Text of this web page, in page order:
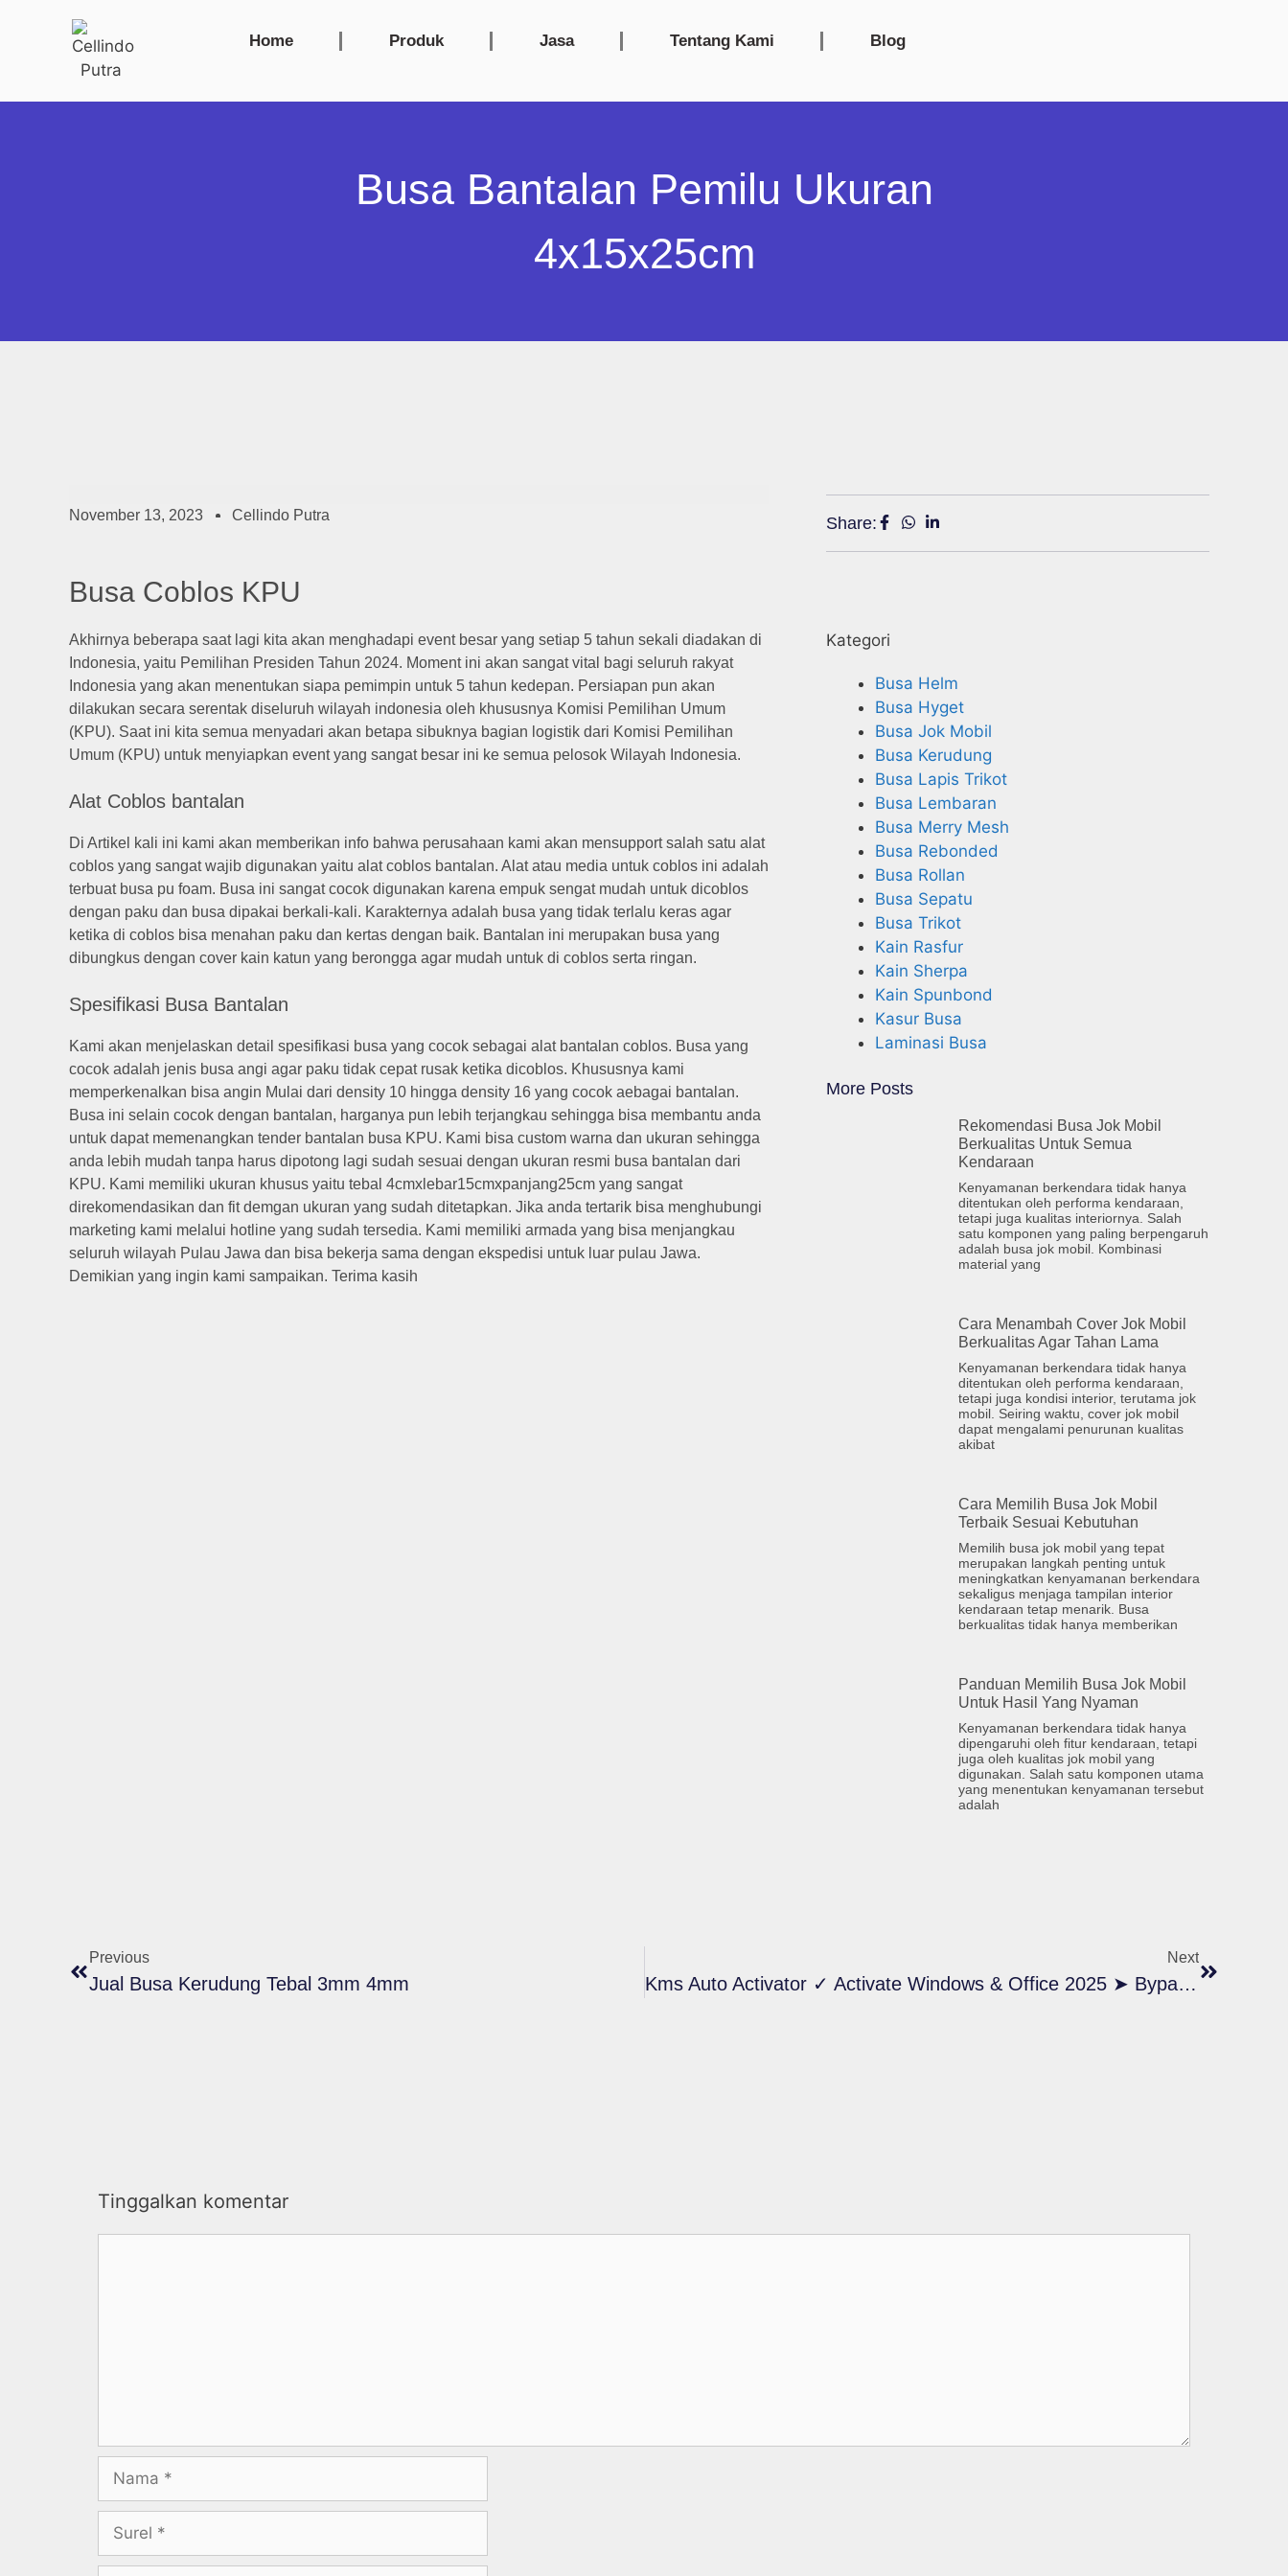
Home Produk Jasa Tentang Kami Blog
Busa Bantalan Pemilu Ukuran
4x15x25cm
November 13, 2023 Cellindo Putra
Busa Coblos KPU
Akhirnya beberapa saat lagi kita akan menghadapi event besar yang setiap 5 tahun sekali diadakan di
Indonesia, yaitu Pemilihan Presiden Tahun 2024. Moment ini akan sangat vital bagi seluruh rakyat
Indonesia yang akan menentukan siapa pemimpin untuk 5 tahun kedepan. Persiapan pun akan
dilakukan secara serentak diseluruh wilayah indonesia oleh khususnya Komisi Pemilihan Umum
(KPU). Saat ini kita semua menyadari akan betapa sibuknya bagian logistik dari Komisi Pemilihan
Umum (KPU) untuk menyiapkan event yang sangat besar ini ke semua pelosok Wilayah Indonesia.
Alat Coblos bantalan
Di Artikel kali ini kami akan memberikan info bahwa perusahaan kami akan mensupport salah satu alat
coblos yang sangat wajib digunakan yaitu alat coblos bantalan. Alat atau media untuk coblos ini adalah
terbuat busa pu foam. Busa ini sangat cocok digunakan karena empuk sengat mudah untuk dicoblos
dengan paku dan busa dipakai berkali-kali. Karakternya adalah busa yang tidak terlalu keras agar
ketika di coblos bisa menahan paku dan kertas dengan baik. Bantalan ini merupakan busa yang
dibungkus dengan cover kain katun yang berongga agar mudah untuk di coblos serta ringan.
Spesifikasi Busa Bantalan
Kami akan menjelaskan detail spesifikasi busa yang cocok sebagai alat bantalan coblos. Busa yang
cocok adalah jenis busa angi agar paku tidak cepat rusak ketika dicoblos. Khususnya kami
memperkenalkan bisa angin Mulai dari density 10 hingga density 16 yang cocok aebagai bantalan.
Busa ini selain cocok dengan bantalan, harganya pun lebih terjangkau sehingga bisa membantu anda
untuk dapat memenangkan tender bantalan busa KPU. Kami bisa custom warna dan ukuran sehingga
anda lebih mudah tanpa harus dipotong lagi sudah sesuai dengan ukuran resmi busa bantalan dari
KPU. Kami memiliki ukuran khusus yaitu tebal 4cmxlebar15cmxpanjang25cm yang sangat
direkomendasikan dan fit demgan ukuran yang sudah ditetapkan. Jika anda tertarik bisa menghubungi
marketing kami melalui hotline yang sudah tersedia. Kami memiliki armada yang bisa menjangkau
seluruh wilayah Pulau Jawa dan bisa bekerja sama dengan ekspedisi untuk luar pulau Jawa.
Demikian yang ingin kami sampaikan. Terima kasih
Share:
Kategori
Busa Helm
Busa Hyget
Busa Jok Mobil
Busa Kerudung
Busa Lapis Trikot
Busa Lembaran
Busa Merry Mesh
Busa Rebonded
Busa Rollan
Busa Sepatu
Busa Trikot
Kain Rasfur
Kain Sherpa
Kain Spunbond
Kasur Busa
Laminasi Busa
More Posts
Rekomendasi Busa Jok Mobil
Berkualitas Untuk Semua
Kendaraan
Kenyamanan berkendara tidak hanya
ditentukan oleh performa kendaraan,
tetapi juga kualitas interiornya. Salah
satu komponen yang paling berpengaruh
adalah busa jok mobil. Kombinasi
material yang
Cara Menambah Cover Jok Mobil
Berkualitas Agar Tahan Lama
Kenyamanan berkendara tidak hanya
ditentukan oleh performa kendaraan,
tetapi juga kondisi interior, terutama jok
mobil. Seiring waktu, cover jok mobil
dapat mengalami penurunan kualitas
akibat
Cara Memilih Busa Jok Mobil
Terbaik Sesuai Kebutuhan
Memilih busa jok mobil yang tepat
merupakan langkah penting untuk
meningkatkan kenyamanan berkendara
sekaligus menjaga tampilan interior
kendaraan tetap menarik. Busa
berkualitas tidak hanya memberikan
Panduan Memilih Busa Jok Mobil
Untuk Hasil Yang Nyaman
Kenyamanan berkendara tidak hanya
dipengaruhi oleh fitur kendaraan, tetapi
juga oleh kualitas jok mobil yang
digunakan. Salah satu komponen utama
yang menentukan kenyamanan tersebut
adalah
Previous
Jual Busa Kerudung Tebal 3mm 4mm
Next
Kms Auto Activator ✓ Activate Windows & Office 2025 ➤ Bypass Activation
Tinggalkan komentar